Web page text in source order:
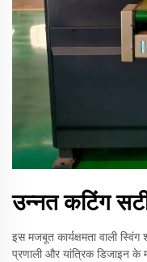
उन्नत कटिंग
इस मजबूत कार्यक्षमता वाली
प्रणाली और यांत्रिक डिजाइन के